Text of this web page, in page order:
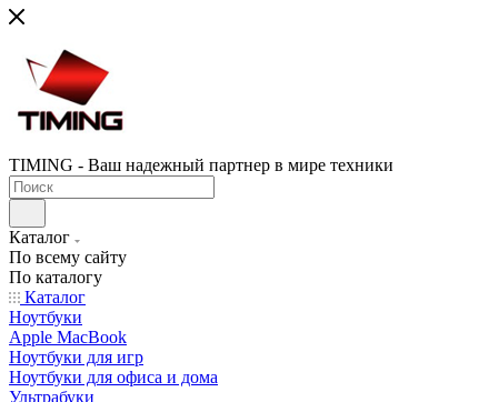
TIMING - Ваш надежный партнер в мире техники
Каталог
По всему сайту
По каталогу
Каталог
Ноутбуки
Apple MacBook
Ноутбуки для игр
Ноутбуки для офиса и дома
Ультрабуки